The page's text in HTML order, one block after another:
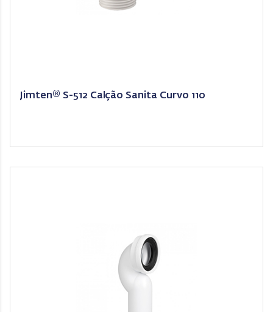
Jimten® S-512 Calção Sanita Curvo 110